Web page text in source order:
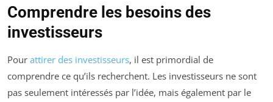
Comprendre les besoins des
investisseurs
Pour attirer des investisseurs, il est primordial de
comprendre ce qu’ils recherchent. Les investisseurs ne sont
pas seulement intéressés par l’idée, mais également par le